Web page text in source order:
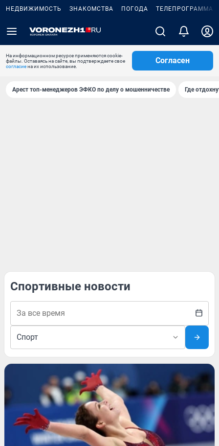
НЕДВИЖИМОСТЬ ЗНАКОМСТВА ПОГОДА ТЕЛЕПРОГРАММА
На информационном ресурсе применяются cookie-
файлы. Оставаясь на сайте, вы подтверждаете свое
согласиена их использование.
Согласен
Арест топ-менеджеров ЭФКО по делу о мошенничестве Где
Спортивные новости